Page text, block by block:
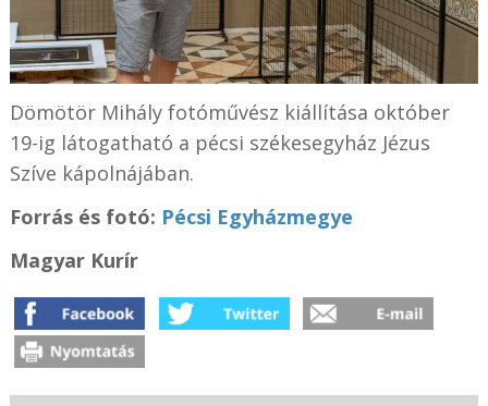
Dömötör Mihály fotóművész kiállítása október
19-ig látogatható a pécsi székesegyház Jézus
Szíve kápolnájában.
Forrás és fotó: Pécsi Egyházmegye
Magyar Kurír